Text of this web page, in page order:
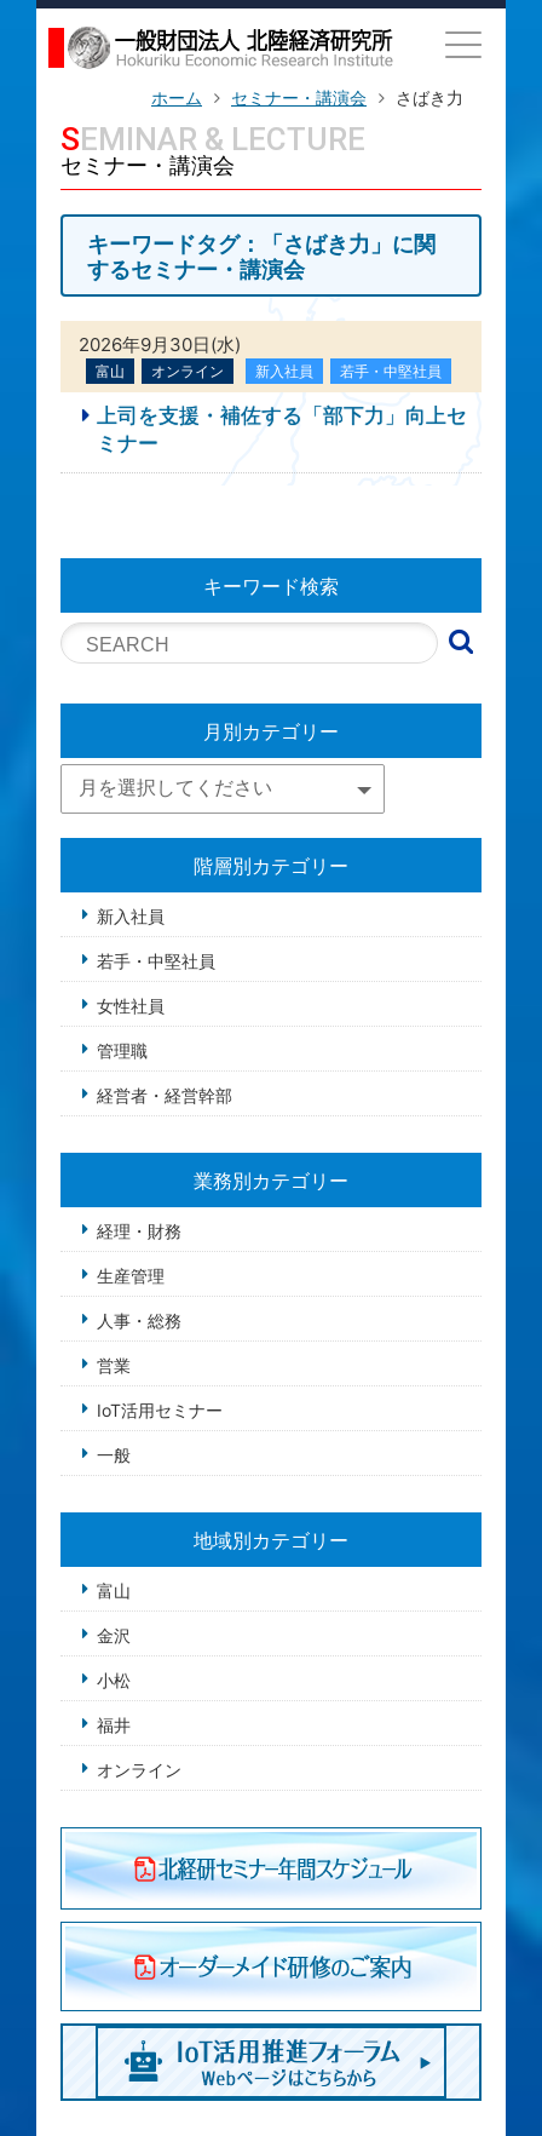
ホーム セミナー・講演会 さばき力
SEMINAR & LECTURE
セミナー・講演会
キーワードタグ：「さばき力」に関
するセミナー・講演会
2026年9月30日(水)
富山 オンライン 新入社員 若手・中堅社員
上司を支援・補佐する「部下力」向上セ
ミナー
キーワード検索
月別カテゴリー
階層別カテゴリー
新入社員
若手・中堅社員
女性社員
管理職
経営者・経営幹部
業務別カテゴリー
経理・財務
生産管理
人事・総務
営業
IoT活用セミナー
一般
地域別カテゴリー
富山
金沢
小松
福井
オンライン